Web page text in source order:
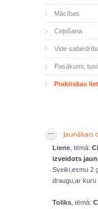
Mācības
Ceļošana
Vide
Pasākumi,
Praktiskas
Jaunākais
Liene , tēmā:
izveidots
Sveiki,esmu 2
draugu,ar kuru
Toliks , tēmā: